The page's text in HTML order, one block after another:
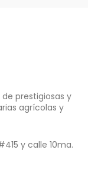
prestigiosas y
agrícolas y
y calle 10ma.